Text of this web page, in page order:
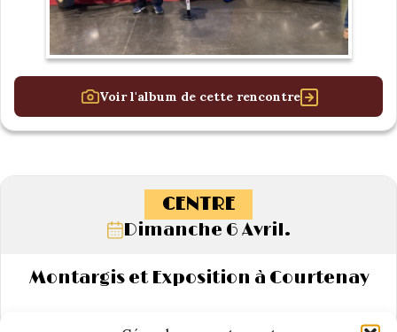
Voir l'album de cette rencontre
CENTRE
Dimanche 6 Avril.
Montargis et Exposition à Courtenay